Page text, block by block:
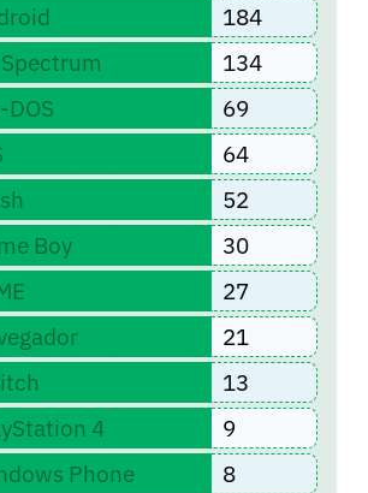
184
134
DOS
69
64
52
Boy
30
27
21
13
4
9
Phone
8